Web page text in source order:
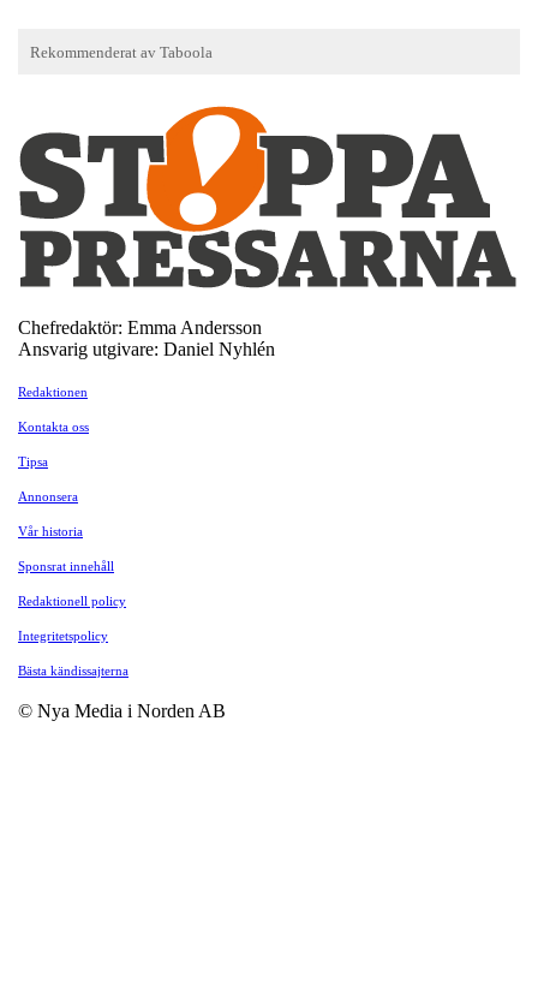
Chefredaktör: Emma Andersson
Ansvarig utgivare: Daniel Nyhlén
Redaktionen
Kontakta oss
Tipsa
Annonsera
Vår historia
Sponsrat innehåll
Redaktionell policy
Integritetspolicy
Bästa kändissajterna
© Nya Media i Norden AB